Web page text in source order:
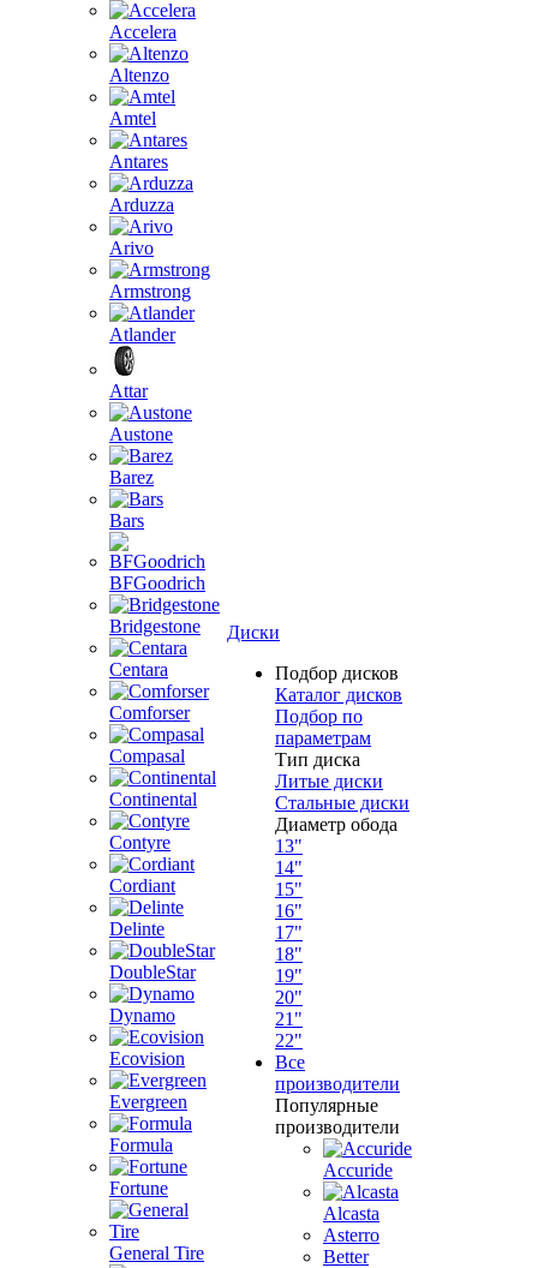
Accelera
Altenzo
Amtel
Antares
Arduzza
Arivo
Armstrong
Atlander
Attar
Austone
Barez
Bars
BFGoodrich
Bridgestone
Centara
Comforser
Compasal
Continental
Contyre
Cordiant
Delinte
DoubleStar
Dynamo
Ecovision
Evergreen
Formula
Fortune
General Tire
Диски
Подбор дисков
Каталог дисков
Подбор по
параметрам
Тип диска
Литые диски
Стальные диски
Диаметр обода
13"
14"
15"
16"
17"
18"
19"
20"
21"
22"
Все
производители
Популярные
производители
Accuride
Alcasta
Asterro
Better